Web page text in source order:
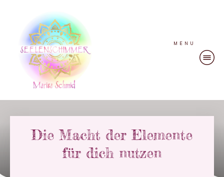
MENU
Die Macht der Elemente
für dich nutzen